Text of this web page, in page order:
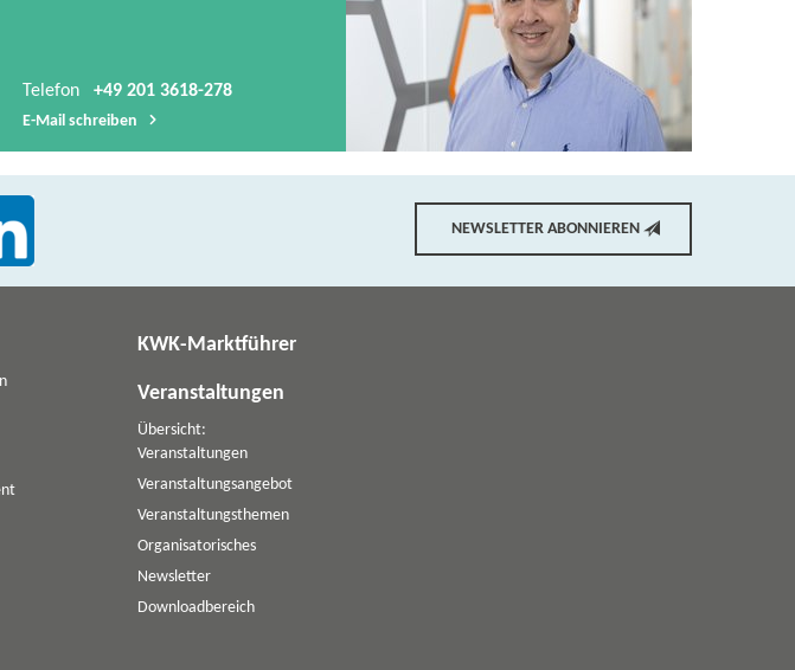
Telefon +49 201 3618-278
E-​Mail schreiben
NEWSLETTER ABONNIEREN
KWK-Marktführer
Veranstaltungen
Übersicht:
Veranstaltungen
Veranstaltungsangebot
Veranstaltungsthemen
Organisatorisches
Newsletter
Downloadbereich